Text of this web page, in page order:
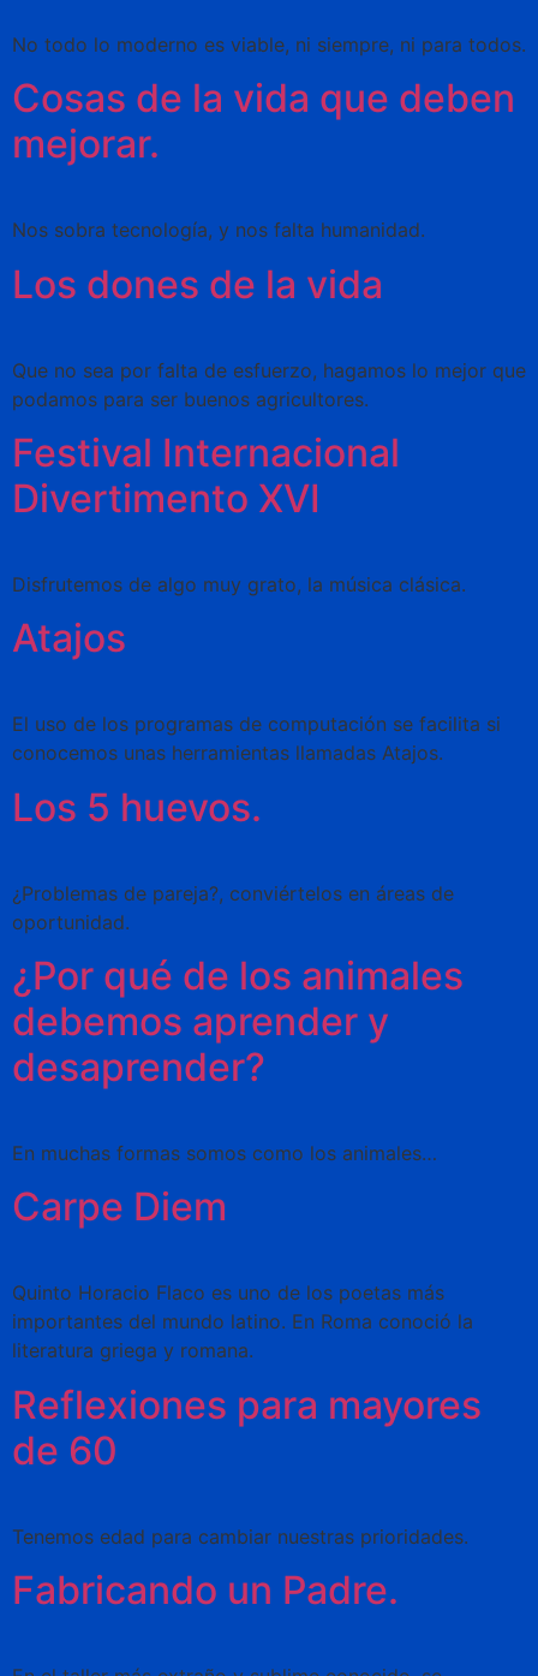
No todo lo moderno es viable, ni siempre, ni para todos.
Cosas de la vida que deben
mejorar.
Nos sobra tecnología, y nos falta humanidad.
Los dones de la vida
Que no sea por falta de esfuerzo, hagamos lo mejor que
podamos para ser buenos agricultores.
Festival Internacional
Divertimento XVI
Disfrutemos de algo muy grato, la música clásica.
Atajos
El uso de los programas de computación se facilita si
conocemos unas herramientas llamadas Atajos.
Los 5 huevos.
¿Problemas de pareja?, conviértelos en áreas de
oportunidad.
¿Por qué de los animales
debemos aprender y
desaprender?
En muchas formas somos como los animales…
Carpe Diem
Quinto Horacio Flaco es uno de los poetas más
importantes del mundo latino. En Roma conoció la
literatura griega y romana.
Reflexiones para mayores
de 60
Tenemos edad para cambiar nuestras prioridades.
Fabricando un Padre.